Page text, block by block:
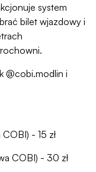
system
bilet wjazdowy i
@cobi.modlin i
- 15 zł
COBI) - 30 zł